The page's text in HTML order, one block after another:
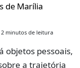
de Marília
2 minutos de leitura
objetos pessoais,
a trajetória